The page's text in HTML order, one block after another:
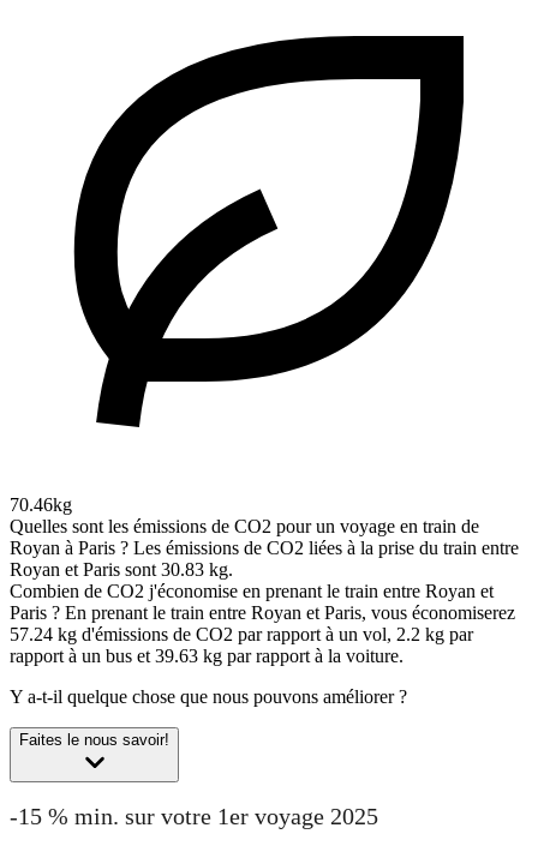
70.46kg
Quelles sont les émissions de CO2 pour un voyage en train de
Royan à Paris ? Les émissions de CO2 liées à la prise du train entre
Royan et Paris sont 30.83 kg.
Combien de CO2 j'économise en prenant le train entre Royan et
Paris ? En prenant le train entre Royan et Paris, vous économiserez
57.24 kg d'émissions de CO2 par rapport à un vol, 2.2 kg par
rapport à un bus et 39.63 kg par rapport à la voiture.
Y a-t-il quelque chose que nous pouvons améliorer ?
Faites le nous savoir!
-15 % min. sur votre 1er voyage 2025